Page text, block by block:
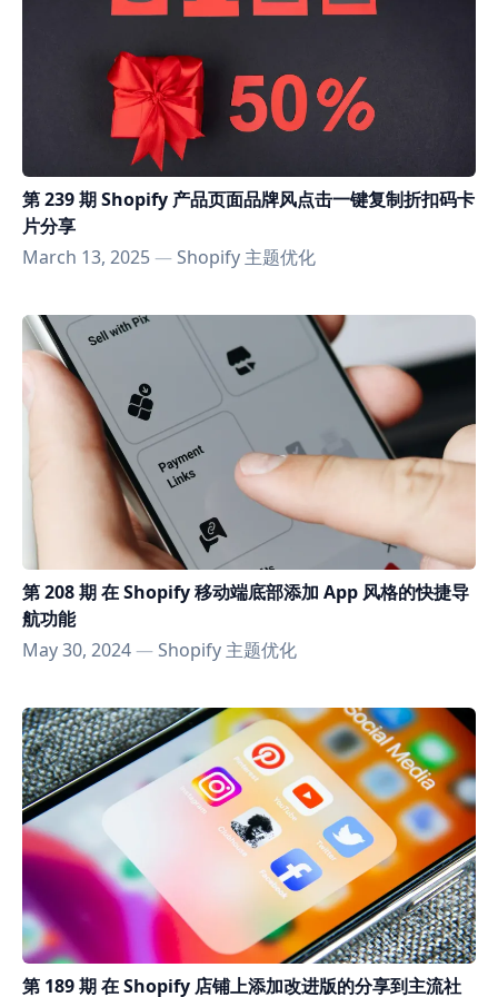
第 239 期 Shopify 产品页面品牌风点击一键复制折扣码卡
片分享
March 13, 2025—Shopify 主题优化
第 208 期 在 Shopify 移动端底部添加 App 风格的快捷导
航功能
May 30, 2024—Shopify 主题优化
第 189 期 在 Shopify 店铺上添加改进版的分享到主流社